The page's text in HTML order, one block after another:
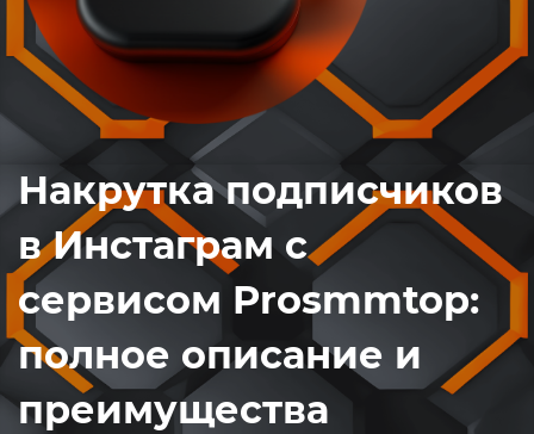
Накрутка подписчиков
в Инстаграм с
сервисом Prosmmtop:
полное описание и
преимущества